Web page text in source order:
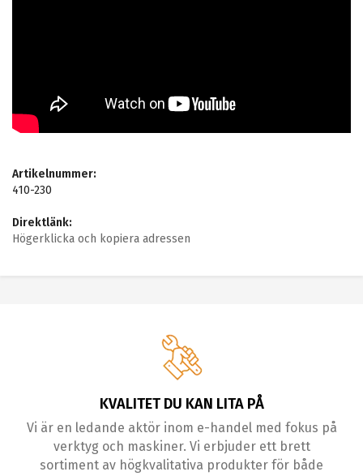
Artikelnummer:
410-230
Direktlänk:
Högerklicka och kopiera adressen
KVALITET DU KAN LITA PÅ
Vi är en ledande aktör inom e-handel med fokus på
verktyg och maskiner. Vi erbjuder ett brett
sortiment av högkvalitativa produkter för både